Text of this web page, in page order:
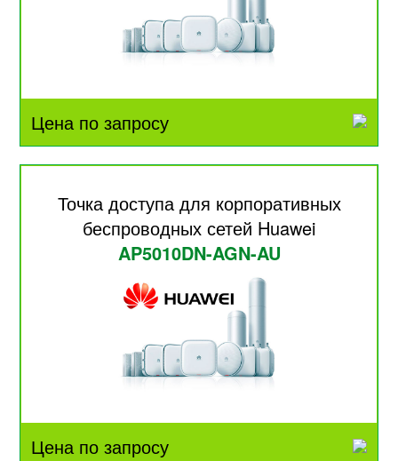
Цена по запросу
Точка доступа для корпоративных
беспроводных сетей Huawei
AP5010DN-AGN-AU
Цена по запросу